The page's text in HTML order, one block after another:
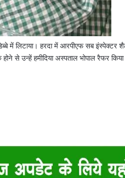
में लिटाया। हरदा में आरपीएफ सब इंस्पेक्टर
से उन्हें हमीदिया अस्पताल भोपाल रैफर